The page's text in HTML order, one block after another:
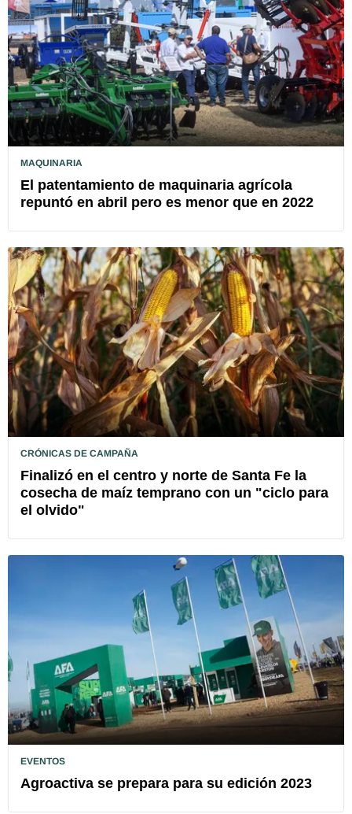
MAQUINARIA
El patentamiento de maquinaria agrícola
repuntó en abril pero es menor que en 2022
CRÓNICAS DE CAMPAÑA
Finalizó en el centro y norte de Santa Fe la
cosecha de maíz temprano con un "ciclo para
el olvido"
EVENTOS
Agroactiva se prepara para su edición 2023